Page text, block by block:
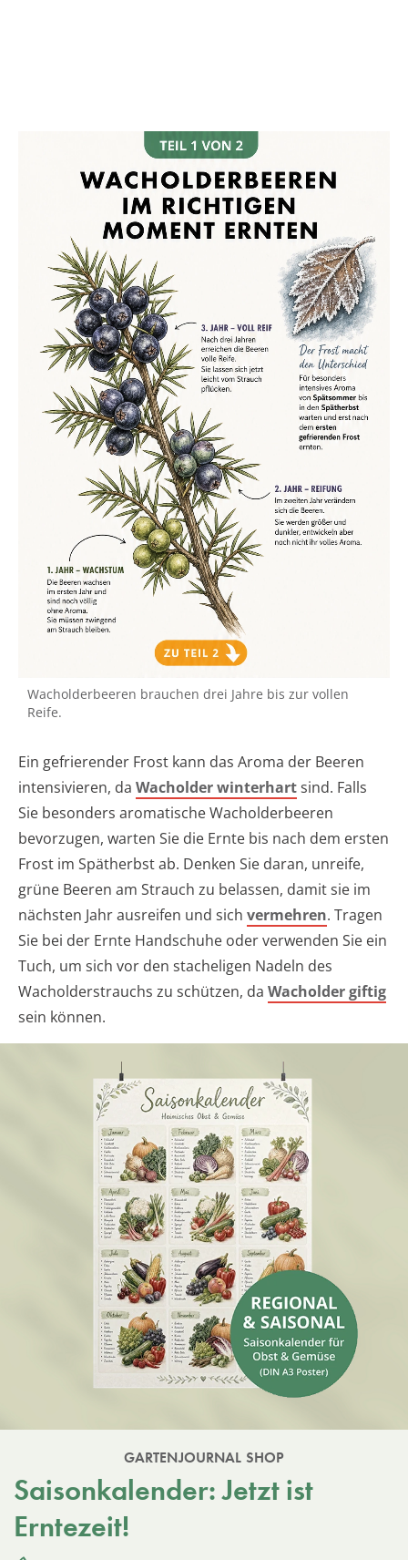
Wacholderbeeren brauchen drei Jahre bis zur vollen
Reife.
Ein gefrierender Frost kann das Aroma der Beeren
intensivieren, da Wacholder winterhartsind. Falls
Sie besonders aromatische Wacholderbeeren
bevorzugen, warten Sie die Ernte bis nach dem ersten
Frost im Spätherbst ab. Denken Sie daran, unreife,
grüne Beeren am Strauch zu belassen, damit sie im
nächsten Jahr ausreifen und sich vermehren. Tragen
Sie bei der Ernte Handschuhe oder verwenden Sie ein
Tuch, um sich vor den stacheligen Nadeln des
Wacholderstrauchs zu schützen, da Wacholder giftig
sein können.
GARTENJOURNAL SHOP
Saisonkalender: Jetzt ist
Erntezeit!